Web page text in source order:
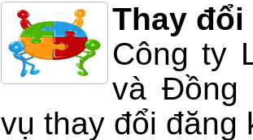
Thay
Công ty
và Đồng
vụ thay đổi đăng